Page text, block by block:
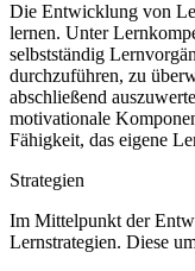
Die Entwicklung von
lernen. Unter
selbstständig
durchzuführen, zu
abschließend
motivationale
Fähigkeit, das eigene
Strategien
Im Mittelpunkt der
Lernstrategien. Diese